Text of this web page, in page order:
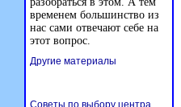
временем большинство из
нас сами отвечают себе на
этот вопрос.
Другие материалы
Советы по выбору центра